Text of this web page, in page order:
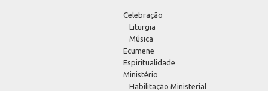
Celebração
Liturgia
Música
Ecumene
Espiritualidade
Ministério
Habilitação Ministerial